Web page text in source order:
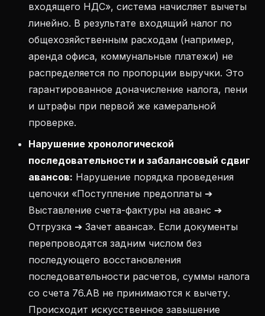
входящего НДС», система начисляет вычеты
линейно. В результате входящий налог по
общехозяйственным расходам (например,
аренда офиса, коммунальные платежи) не
распределяется по пропорции выручки. Это
гарантированное доначисление налога, пени
и штрафы при первой же камеральной
проверке.
Нарушение хронологической
последовательности и забалансовый сдвиг
авансов: Нарушение порядка проведения
цепочки «Поступление предоплаты ➔
Выставление счета-фактуры на аванс ➔
Отгрузка ➔ Зачет аванса». Если документы
перепроводятся задним числом без
последующего восстановления
последовательности расчетов, суммы налога
со счета 76.АВ не принимаются к вычету.
Происходит искусственное завышение